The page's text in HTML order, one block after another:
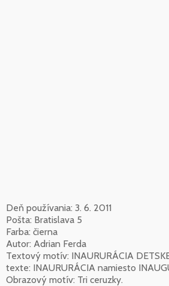
Deň používania: 3. 6. 2011
Pošta: Bratislava 5
Farba: čierna
Autor: Adrian Ferda
Textový motív: INAURURÁCIA
texte: INAURURÁCIA namiesto
Obrazový motív: Tri ceruzky.